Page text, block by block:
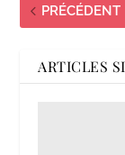
PRÉCÉDENT
ARTICLES